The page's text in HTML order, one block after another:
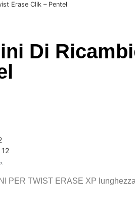
Erase Clik – Pentel
Di
PER TWIST ERASE XP